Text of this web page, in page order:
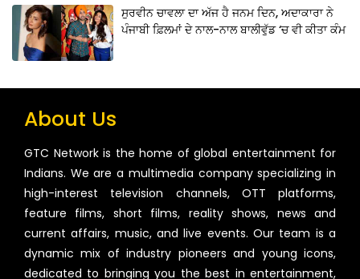
ਸੁਰਵੀਨ ਚਾਵਲਾ ਦਾ ਅੱਜ ਹੈ ਜਨਮ ਦਿਨ, ਅਦਾਕਾਰਾ ਨੇ
ਪੰਜਾਬੀ ਫ਼ਿਲਮਾਂ ਦੇ ਨਾਲ-ਨਾਲ ਬਾਲੀਵੁੱਡ ‘ਚ ਵੀ ਕੀਤਾ ਕੰਮ
About Us
GTC Network is the home of global entertainment for
Indians. We are a multimedia company specializing in
high-interest television channels, OTT platforms,
feature films, short films, reality shows, news and
current affairs, music, and live events. Our team is a
dynamic mix of industry pioneers and young icons,
dedicated to bringing you the best in entertainment,